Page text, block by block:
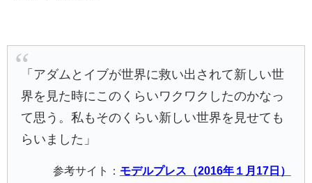
「アダムとイブが世界に救い出されて新しい世
界を見た時にこのくらいワクワクしたのかなっ
て思う。私もそのくらい新しい世界を見せても
らいました」
参考サイト： モデルプレス（2016年１月17日）